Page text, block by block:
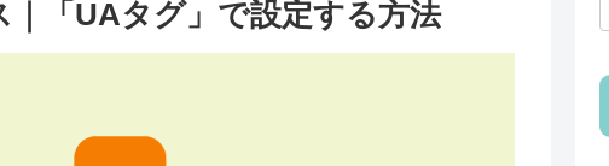
「UAタグ」で設定する方法